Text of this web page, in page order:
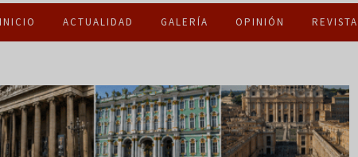
INICIO ACTUALIDAD GALERÍA OPINIÓN REVISTA